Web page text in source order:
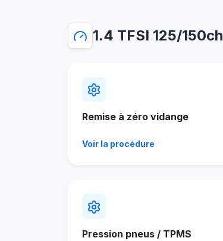
1.4 TFSI 125/150ch
Remise à zéro vidange
Voir la procédure
Pression pneus / TPMS